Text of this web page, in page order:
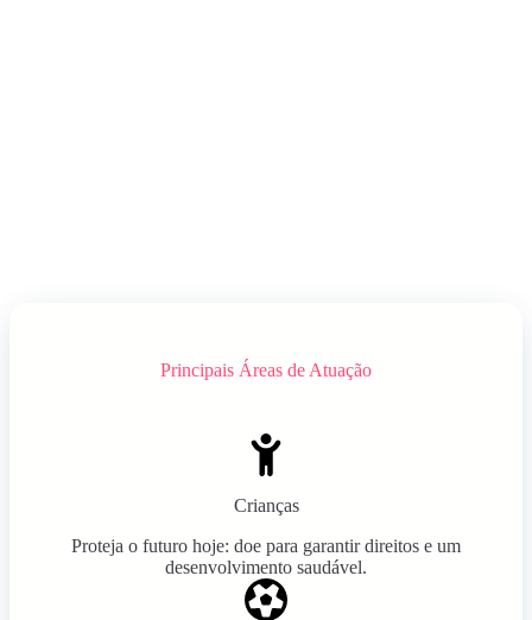
Principais Áreas de Atuação
Crianças
Proteja o futuro hoje: doe para garantir direitos e um
desenvolvimento saudável.